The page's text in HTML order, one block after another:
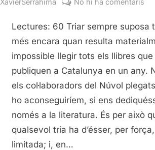
del
Lectures: 60 Triar sempre suposa
més encara quan resulta
impossible llegir tots els llibres que
publiquen a Catalunya en un any.
els col·laboradors del Núvol
ho aconseguiríem, si ens
només a la literatura. És per això
qualsevol tria ha d’ésser, per força,
limitada; i, en…